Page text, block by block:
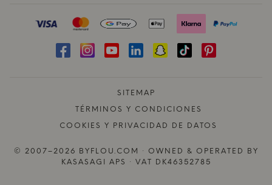
SITEMAP
TÉRMINOS Y CONDICIONES
COOKIES Y PRIVACIDAD DE DATOS
© 2007–2026 BYFLOU.COM · OWNED & OPERATED BY
KASASAGI APS · VAT DK46352785